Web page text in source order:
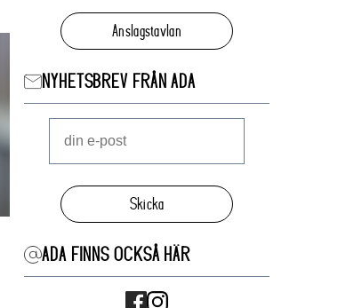
Anslagstavlan
NYHETSBREV FRÅN ADA
Skicka
ADA FINNS OCKSÅ HÄR